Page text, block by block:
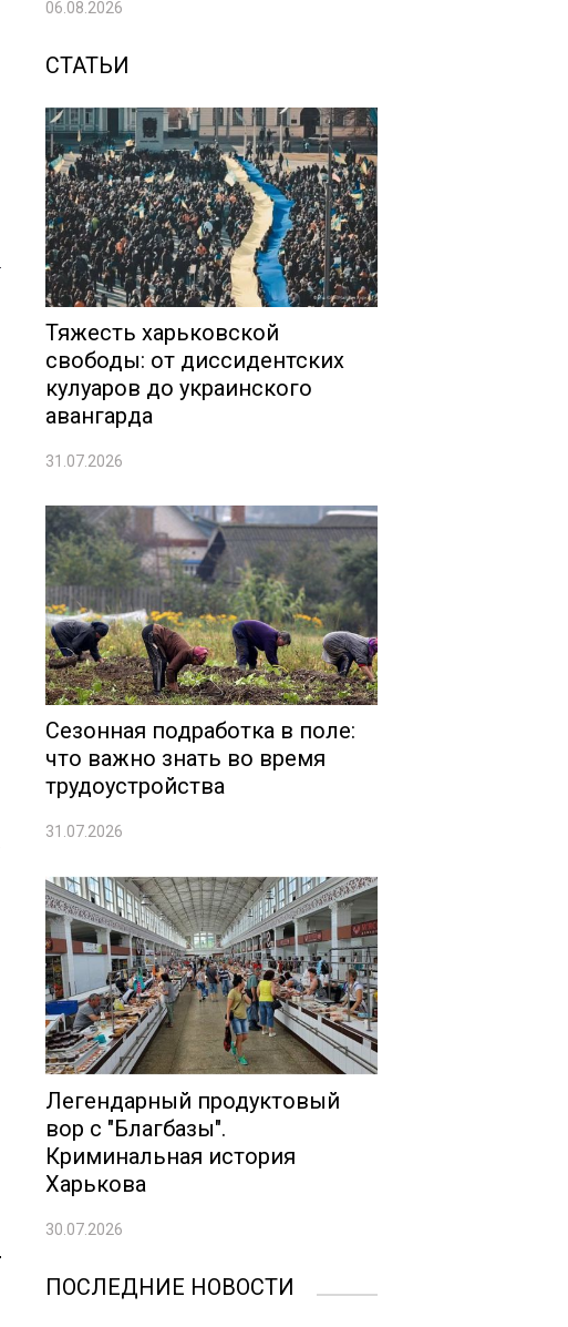
06.08.2026
СТАТЬИ
Тяжесть харьковской
свободы: от диссидентских
кулуаров до украинского
авангарда
31.07.2026
Сезонная подработка в поле:
что важно знать во время
трудоустройства
31.07.2026
Легендарный продуктовый
вор с "Благбазы".
Криминальная история
Харькова
30.07.2026
ПОСЛЕДНИЕ НОВОСТИ